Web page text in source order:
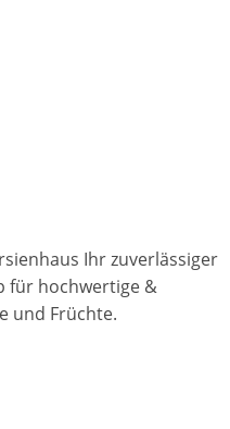
Ihr zuverlässiger
für hochwertige &
und Früchte.